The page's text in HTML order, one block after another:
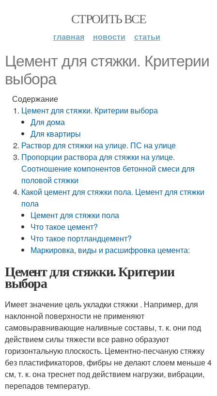
СТРОИТЬ ВСЕ
главная новости статьи
Цемент для стяжки. Критерии
выбора
Содержание
Цемент для стяжки. Критерии выбора
Для дома
Для квартиры
Раствор для стяжки на улице. ПС на улице
Пропорции раствора для стяжки на улице.
Соотношение компонентов бетонной смеси для
половой стяжки
Какой цемент для стяжки пола. Цемент для стяжки
пола
Цемент для стяжки пола
Что такое цемент?
Что такое портландцемент?
Маркировка, виды и расшифровка цемента:
Цемент для стяжки. Критерии
выбора
Имеет значение цель укладки стяжки . Например, для
наклонной поверхности не применяют
самовыравнивающие наливные составы, т. к. они под
действием силы тяжести все равно образуют
горизонтальную плоскость. Цементно-песчаную стяжку
без пластификаторов, фибры не делают слоем меньше 4
см, т. к. она треснет под действием нагрузки, вибрации,
перепадов температур.